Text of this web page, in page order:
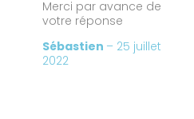
Sébastien – 25 juillet
2022
Merci par avance de
votre réponse